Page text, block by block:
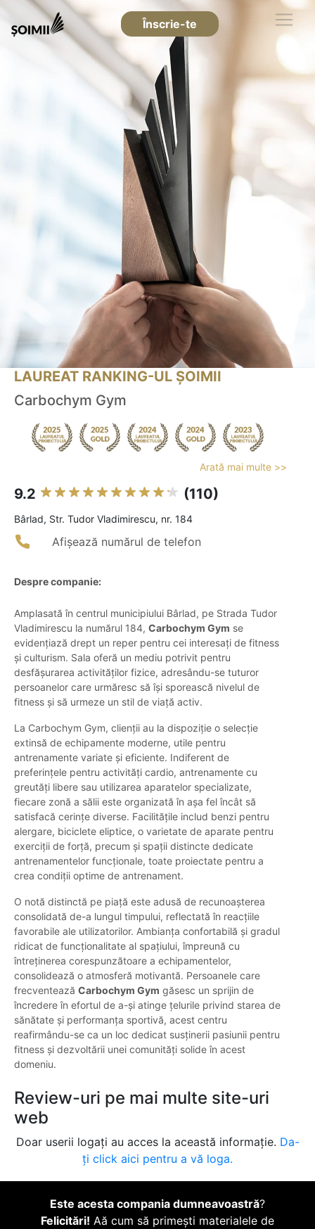
Înscrie-te
LAUREAT RANKING-UL ȘOIMII
Carbochym Gym
Arată mai multe >>
9.2 (110)
Bârlad, Str. Tudor Vladimirescu, nr. 184
Afișează numărul de telefon
Despre companie:
Amplasată în centrul municipiului Bârlad, pe Strada Tudor
Vladimirescu la numărul 184, Carbochym Gym se
evidențiază drept un reper pentru cei interesați de fitness
și culturism. Sala oferă un mediu potrivit pentru
desfășurarea activităților fizice, adresându-se tuturor
persoanelor care urmăresc să își sporească nivelul de
fitness și să urmeze un stil de viață activ.
La Carbochym Gym, clienții au la dispoziție o selecție
extinsă de echipamente moderne, utile pentru
antrenamente variate și eficiente. Indiferent de
preferințele pentru activități cardio, antrenamente cu
greutăți libere sau utilizarea aparatelor specializate,
fiecare zonă a sălii este organizată în așa fel încât să
satisfacă cerințe diverse. Facilitățile includ benzi pentru
alergare, biciclete eliptice, o varietate de aparate pentru
exerciții de forță, precum și spații distincte dedicate
antrenamentelor funcționale, toate proiectate pentru a
crea condiții optime de antrenament.
O notă distinctă pe piață este adusă de recunoașterea
consolidată de-a lungul timpului, reflectată în reacțiile
favorabile ale utilizatorilor. Ambianța confortabilă și gradul
ridicat de funcționalitate al spațiului, împreună cu
întreținerea corespunzătoare a echipamentelor,
consolidează o atmosferă motivantă. Persoanele care
frecventează Carbochym Gym găsesc un sprijin de
încredere în efortul de a-și atinge țelurile privind starea de
sănătate și performanța sportivă, acest centru
reafirmându-se ca un loc dedicat susținerii pasiunii pentru
fitness și dezvoltării unei comunități solide în acest
domeniu.
Review-uri pe mai multe site-uri
web
Doar userii logați au acces la această informație. Da-
ți click aici pentru a vă loga.
Este acesta compania dumneavoastră?
Felicitări! Aă cum să primești materialele de